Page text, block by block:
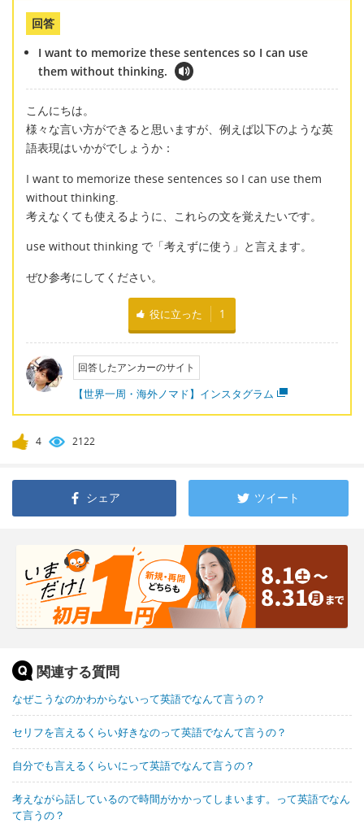
回答
I want to memorize these sentences so I can use
them without thinking.
こんにちは。
様々な言い方ができると思いますが、例えば以下のような英
語表現はいかがでしょうか：
I want to memorize these sentences so I can use them
without thinking.
考えなくても使えるように、これらの文を覚えたいです。
use without thinking で「考えずに使う」と言えます。
ぜひ参考にしてください。
役に立った 1
回答したアンカーのサイト
【世界一周・海外ノマド】インスタグラム
4 2122
シェア ツイート
関連する質問
なぜこうなのかわからないって英語でなんて言うの？
セリフを言えるくらい好きなのって英語でなんて言うの？
自分でも言えるくらいにって英語でなんて言うの？
考えながら話しているので時間がかかってしまいます。って英語でなん
て言うの？